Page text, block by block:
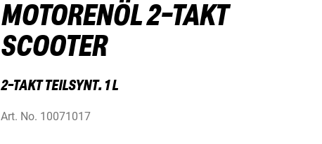
MOTORENÖL 2-TAKT
SCOOTER
2-TAKT TEILSYNT. 1 L
Art. No. 10071017